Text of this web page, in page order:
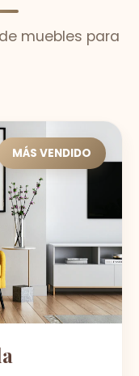
muebles para
MÁS VENDIDO